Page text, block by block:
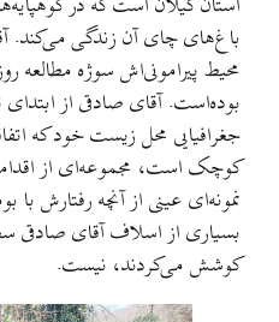
باغ‌های چای آن زندگی می‌کند.
محیط پیرامونی‌اش سوژه مطالعه
جغرافیایی محل زیست خود که
کوچک است، مجموعه‌ای از
نمونه‌ای عینی از آنچه رفتارش با
بسیاری از اسلاف آقای
کوشش می‌کردند، نیست.